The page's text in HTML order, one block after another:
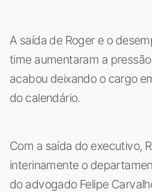
A saída de Roger e o
time aumentaram a
acabou deixando o cargo
do calendário.
Com a saída do executivo,
interinamente o
do advogado Felipe